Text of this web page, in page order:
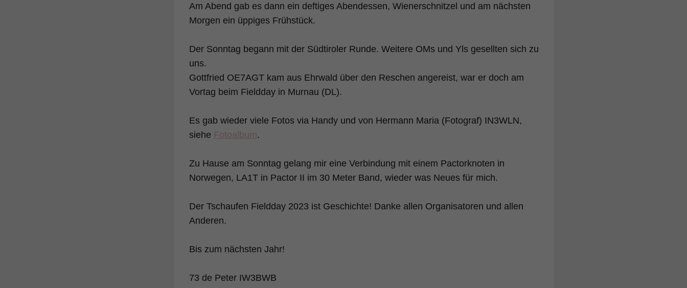
Am Abend gab es dann ein deftiges Abendessen, Wienerschnitzel und am nächsten
Morgen ein üppiges Frühstück.
Der Sonntag begann mit der Südtiroler Runde. Weitere OMs und Yls gesellten sich zu
uns.
Gottfried OE7AGT kam aus Ehrwald über den Reschen angereist, war er doch am
Vortag beim Fieldday in Murnau (DL).
Es gab wieder viele Fotos via Handy und von Hermann Maria (Fotograf) IN3WLN,
siehe Fotoalbum.
Zu Hause am Sonntag gelang mir eine Verbindung mit einem Pactorknoten in
Norwegen, LA1T in Pactor II im 30 Meter Band, wieder was Neues für mich.
Der Tschaufen Fieldday 2023 ist Geschichte! Danke allen Organisatoren und allen
Anderen.
Bis zum nächsten Jahr!
73 de Peter IW3BWB